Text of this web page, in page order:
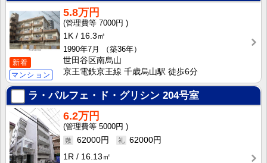
新着
マンション
5.8万円
7000円
1K
16.3㎡
1990年7月
（築36年）
世田谷区南烏山
京王電鉄京王線 千歳烏山駅 徒歩6分
ラ・パルフェ・ド・グリシン 204号室
6.2万円
5000円
62000円
62000円
1R
16.13㎡